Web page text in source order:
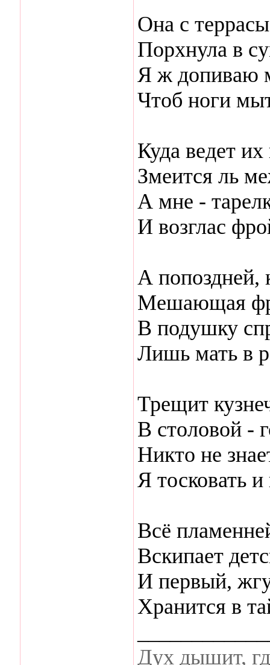
Она с
Порхнула в
Я ж допиваю
Чтоб ноги
Куда ведет
Змеится ль
А мне -
И возглас
А попоздней,
Мешающая
В подушку
Лишь мать в
Трещит
В столовой -
Никто не
Я тосковать
Всё
Вскипает
И первый,
Хранится в
Дух дышит,